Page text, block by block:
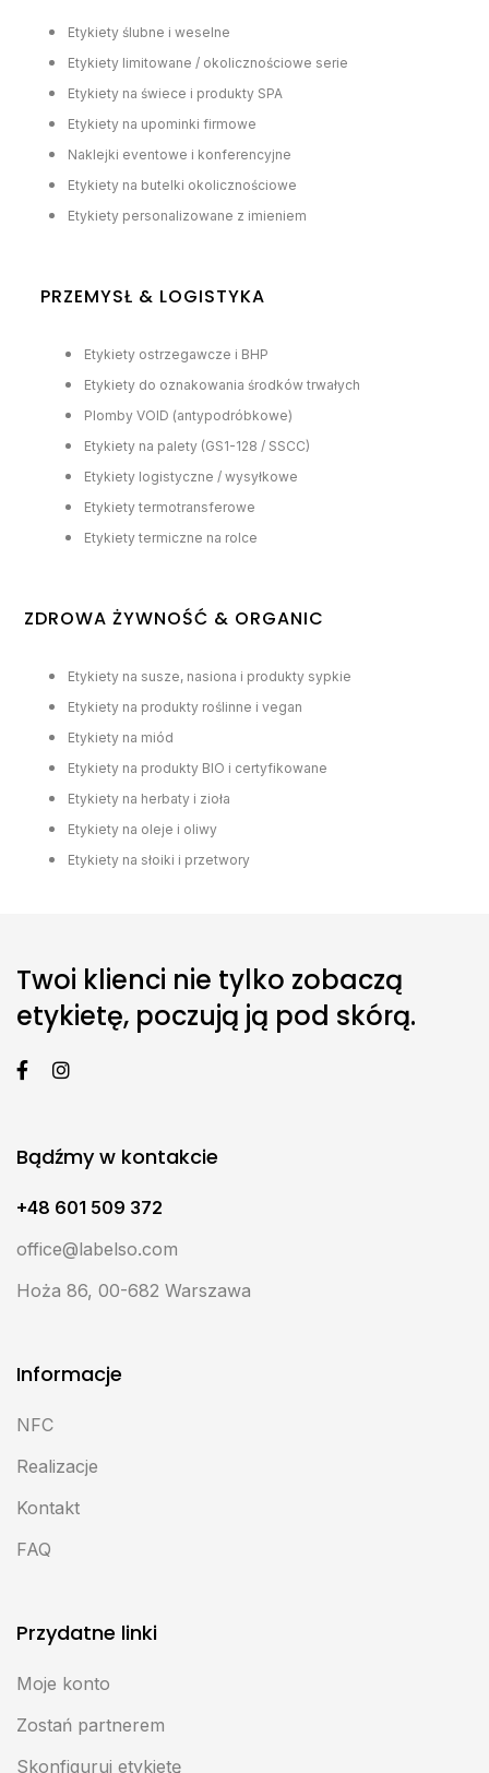
Etykiety ślubne i weselne
Etykiety limitowane / okolicznościowe serie
Etykiety na świece i produkty SPA
Etykiety na upominki firmowe
Naklejki eventowe i konferencyjne
Etykiety na butelki okolicznościowe
Etykiety personalizowane z imieniem
PRZEMYSŁ & LOGISTYKA
Etykiety ostrzegawcze i BHP
Etykiety do oznakowania środków trwałych
Plomby VOID (antypodróbkowe)
Etykiety na palety (GS1-128 / SSCC)
Etykiety logistyczne / wysyłkowe
Etykiety termotransferowe
Etykiety termiczne na rolce
ZDROWA ŻYWNOŚĆ & ORGANIC
Etykiety na susze, nasiona i produkty sypkie
Etykiety na produkty roślinne i vegan
Etykiety na miód
Etykiety na produkty BIO i certyfikowane
Etykiety na herbaty i zioła
Etykiety na oleje i oliwy
Etykiety na słoiki i przetwory
Twoi klienci nie tylko zobaczą
etykietę, poczują ją pod skórą.
Bądźmy w kontakcie
+48 601 509 372
office@labelso.com
Hoża 86, 00-682 Warszawa
Informacje
NFC
Realizacje
Kontakt
FAQ
Przydatne linki
Moje konto
Zostań partnerem
Skonfiguruj etykietę